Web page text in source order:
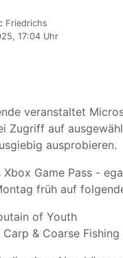
Friedrichs
17:04 Uhr
veranstaltet
Zugriff auf
ausprobieren.
Xbox Game Pass -
früh auf
of Youth
& Coarse Fishing